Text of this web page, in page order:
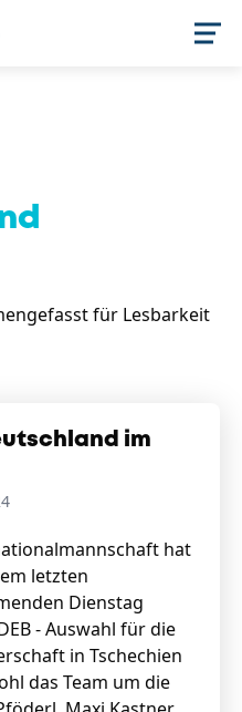
für Lesbarkeit
im
hat
letzten
Dienstag
- Auswahl für die
in Tschechien
das Team um die